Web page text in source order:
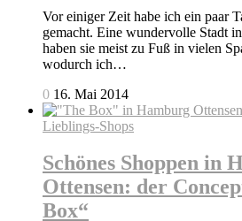
Vor einiger Zeit habe ich ein paar
gemacht. Eine wundervolle Stadt
haben sie meist zu Fuß in vielen
wodurch ich…
0 16. Mai 2014
Lieblings-Shops
Schönes Shoppen in
Ottensen: der
Box“